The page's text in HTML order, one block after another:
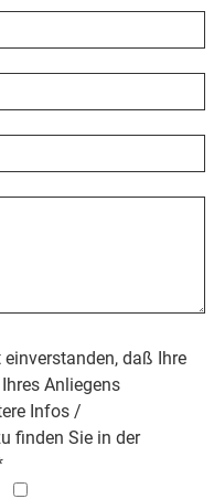
daß Ihre
Anliegens
Infos /
finden Sie in der